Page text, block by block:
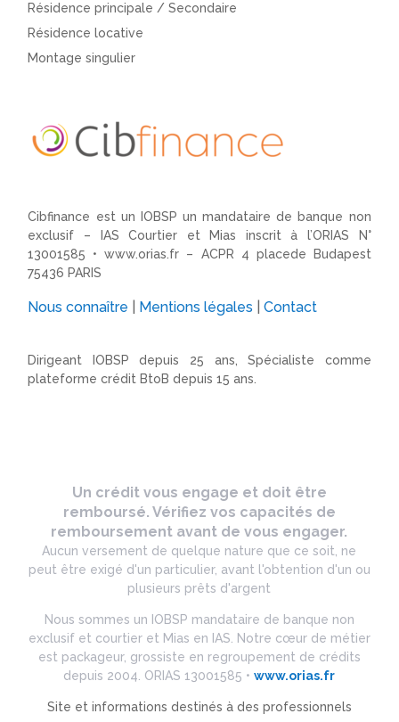
Résidence principale / Secondaire
Résidence locative
Montage singulier
Cibfinance est un IOBSP un mandataire de banque non
exclusif – IAS Courtier et Mias inscrit à l’ORIAS N°
13001585 •www.orias.fr – ACPR 4 placede Budapest
75436 PARIS
Nous connaître Mentions légales |Contact
Dirigeant IOBSP depuis 25 ans, Spécialiste comme
plateforme crédit BtoB depuis 15 ans.
Un crédit vous engage et doit être
remboursé. Vérifiez vos capacités de
remboursement avant de vous engager.
Aucun versement de quelque nature que ce soit, ne
peut être exigé d'un particulier, avant l'obtention d'un ou
plusieurs prêts d'argent
Nous sommes un IOBSP mandataire de banque non
exclusif et courtier et Mias en IAS. Notre cœur de métier
est packageur, grossiste en regroupement de crédits
depuis 2004. ORIAS 13001585 •www.orias.fr
Site et informations destinés à des professionnels